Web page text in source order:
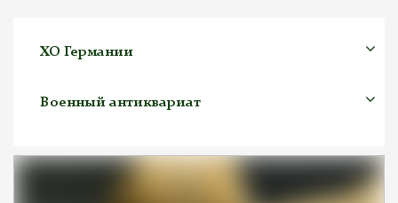
ХО Германии
Военный антиквариат